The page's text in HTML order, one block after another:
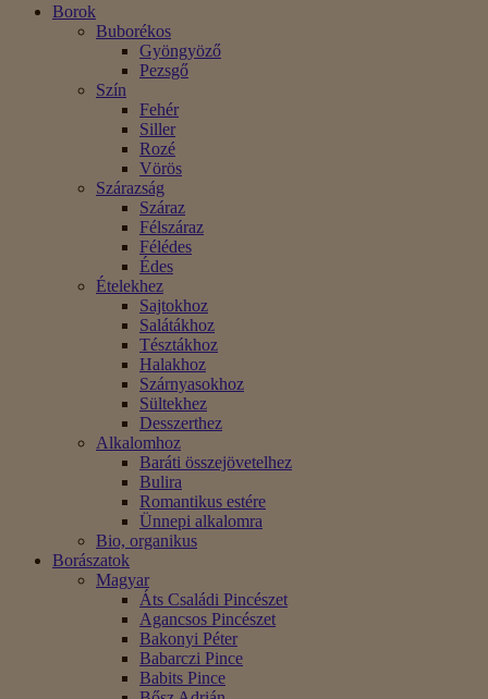
Borok
Buborékos
Gyöngyöző
Pezsgő
Szín
Fehér
Siller
Rozé
Vörös
Szárazság
Száraz
Félszáraz
Félédes
Édes
Ételekhez
Sajtokhoz
Salátákhoz
Tésztákhoz
Halakhoz
Szárnyasokhoz
Sültekhez
Desszerthez
Alkalomhoz
Baráti összejövetelhez
Bulira
Romantikus estére
Ünnepi alkalomra
Bio, organikus
Borászatok
Magyar
Áts Családi Pincészet
Agancsos Pincészet
Bakonyi Péter
Babarczi Pince
Babits Pince